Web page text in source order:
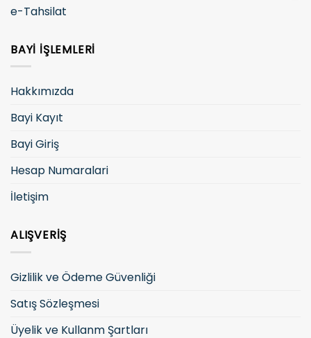
e-Tahsilat
BAYI İŞLEMLERI
Hakkımızda
Bayi Kayıt
Bayi Giriş
Hesap Numaralari
İletişim
ALIŞVERIŞ
Gizlilik ve Ödeme Güvenliği
Satış Sözleşmesi
Üyelik ve Kullanm Şartları